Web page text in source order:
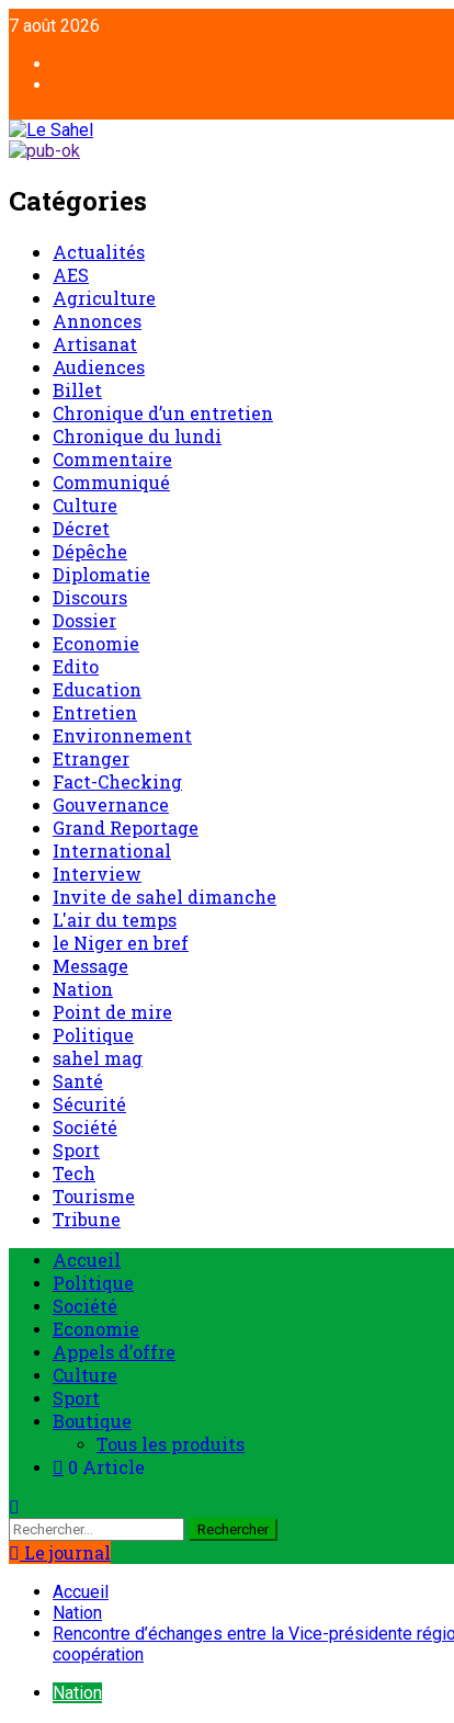
7 août 2026
Catégories
Actualités
AES
Agriculture
Annonces
Artisanat
Audiences
Billet
Chronique d’un entretien
Chronique du lundi
Commentaire
Communiqué
Culture
Décret
Dépêche
Diplomatie
Discours
Dossier
Economie
Edito
Education
Entretien
Environnement
Etranger
Fact-Checking
Gouvernance
Grand Reportage
International
Interview
Invite de sahel dimanche
L'air du temps
le Niger en bref
Message
Nation
Point de mire
Politique
sahel mag
Santé
Sécurité
Société
Sport
Tech
Tourisme
Tribune
Accueil
Politique
Société
Economie
Appels d’offre
Culture
Sport
Boutique
Tous les produits
0 Article
Le journal
Accueil
Nation
Rencontre d’échanges entre la Vice-présidente
coopération
Nation